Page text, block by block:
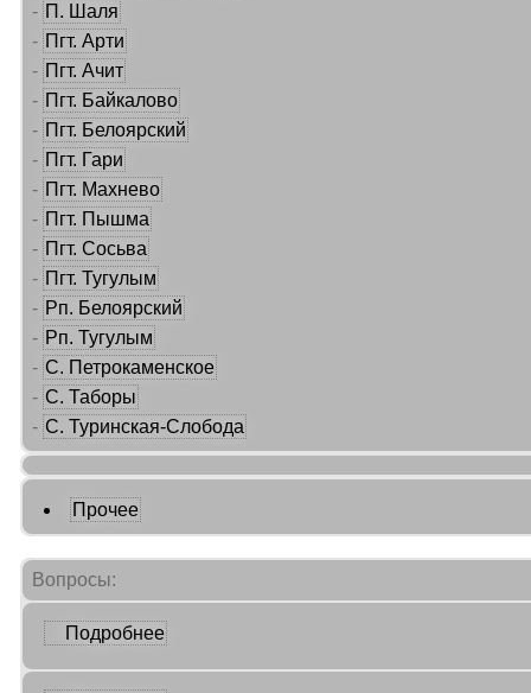
- П. Шаля
- Пгт. Арти
- Пгт. Ачит
- Пгт. Байкалово
- Пгт. Белоярский
- Пгт. Гари
- Пгт. Махнево
- Пгт. Пышма
- Пгт. Сосьва
- Пгт. Тугулым
- Рп. Белоярский
- Рп. Тугулым
- С. Петрокаменское
- С. Таборы
- С. Туринская-Слобода
Прочее
Вопросы:
Подробнее